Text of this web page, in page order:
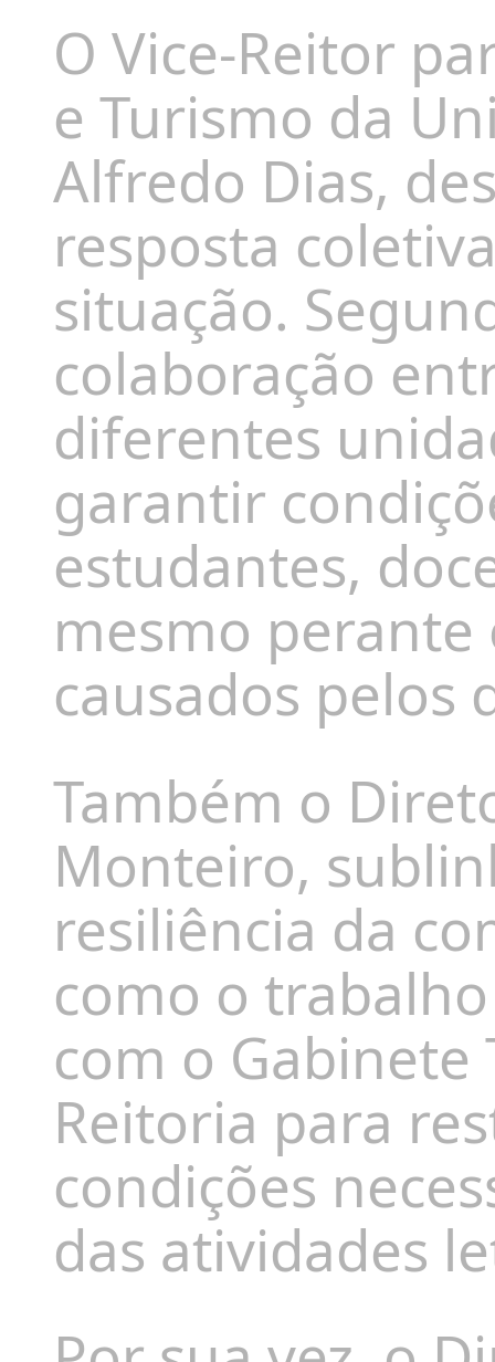
O Vice-Reitor
e Turismo da
Alfredo Dias,
resposta
situação.
colaboração
diferentes
garantir
estudantes,
mesmo
causados
Também o
Monteiro,
resiliência da
como o
com o
Reitoria para
condições
das atividades